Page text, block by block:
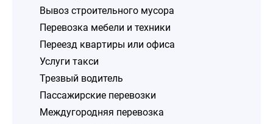
Вывоз строительного мусора
Перевозка мебели и техники
Переезд квартиры или офиса
Услуги такси
Трезвый водитель
Пассажирские перевозки
Междугородняя перевозка